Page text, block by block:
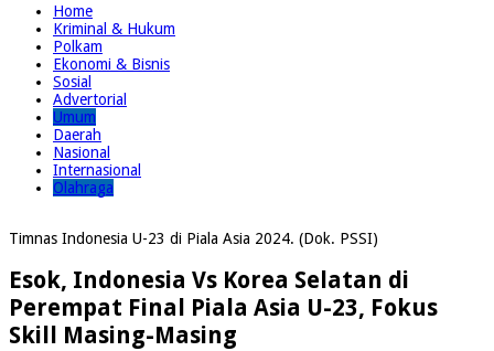
Home
Kriminal & Hukum
Polkam
Ekonomi & Bisnis
Sosial
Advertorial
Umum
Daerah
Nasional
Internasional
Olahraga
Timnas Indonesia U-23 di Piala Asia 2024. (Dok. PSSI)
Esok, Indonesia Vs Korea Selatan di
Perempat Final Piala Asia U-23, Fokus
Skill Masing-Masing